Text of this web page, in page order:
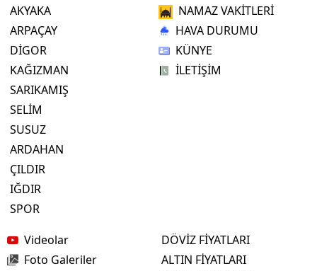
AKYAKA
ARPAÇAY
DİGOR
KAĞIZMAN
SARIKAMIŞ
SELİM
SUSUZ
ARDAHAN
ÇILDIR
IĞDIR
SPOR
NAMAZ VAKİTLERİ
HAVA DURUMU
KÜNYE
İLETİŞİM
Videolar
Foto Galeriler
DÖVİZ FİYATLARI
ALTIN FİYATLARI